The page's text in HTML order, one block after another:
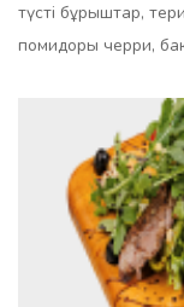
түсті бұрыштар,
помидоры черри,